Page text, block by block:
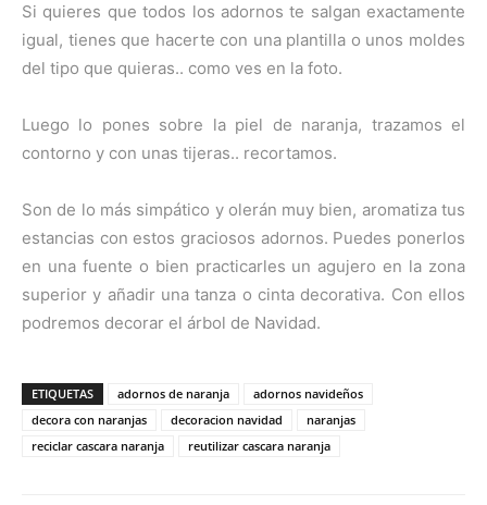
Si quieres que todos los adornos te salgan exactamente
igual, tienes que hacerte con una plantilla o unos moldes
del tipo que quieras.. como ves en la foto.
Luego lo pones sobre la piel de naranja, trazamos el
contorno y con unas tijeras.. recortamos.
Son de lo más simpático y olerán muy bien, aromatiza tus
estancias con estos graciosos adornos. Puedes ponerlos
en una fuente o bien practicarles un agujero en la zona
superior y añadir una tanza o cinta decorativa. Con ellos
podremos decorar el árbol de Navidad.
ETIQUETAS adornos de naranja
adornos navideños
decora con naranjas
decoracion navidad
naranjas
reciclar cascara naranja
reutilizar cascara naranja